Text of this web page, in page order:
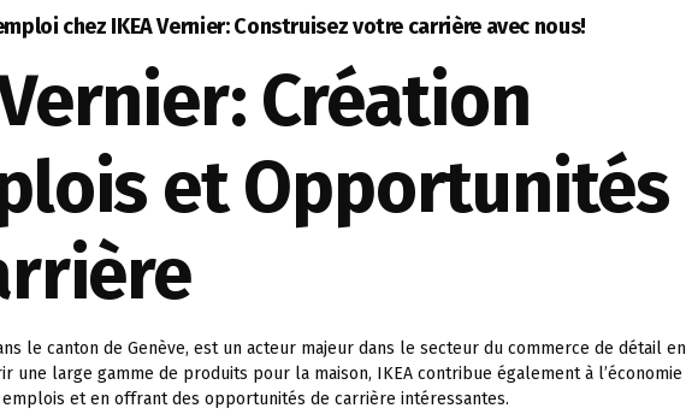
chez IKEA Vernier: Construisez votre carrière avec nous!
Création
et Opportunités
le canton de Genève, est un acteur majeur dans le secteur du commerce de détail en
une large gamme de produits pour la maison, IKEA contribue également à l’économie
et en offrant des opportunités de carrière intéressantes.